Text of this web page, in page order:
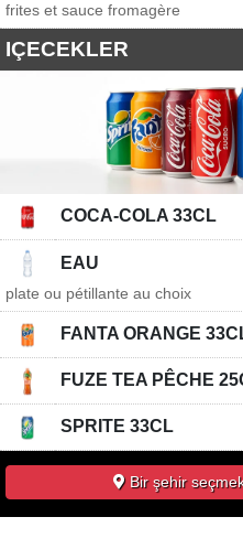
frites et sauce fromagère
IÇECEKLER
COCA-COLA 33CL
EAU
plate ou pétillante au choix
FANTA ORANGE
FUZE TEA PÊCHE
SPRITE 33CL
Bir şehir